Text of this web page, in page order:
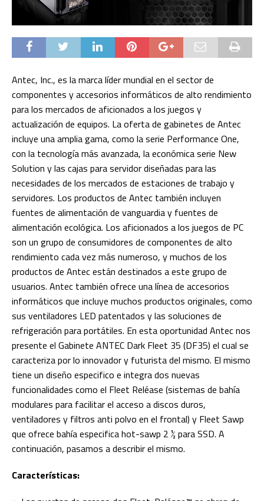
Antec, Inc., es la marca líder mundial en el sector de
componentes y accesorios informáticos de alto rendimiento
para los mercados de aficionados a los juegos y
actualización de equipos. La oferta de gabinetes de Antec
incluye una amplia gama, como la serie Performance One,
con la tecnología más avanzada, la económica serie New
Solution y las cajas para servidor diseñadas para las
necesidades de los mercados de estaciones de trabajo y
servidores. Los productos de Antec también incluyen
fuentes de alimentación de vanguardia y fuentes de
alimentación ecológica. Los aficionados a los juegos de PC
son un grupo de consumidores de componentes de alto
rendimiento cada vez más numeroso, y muchos de los
productos de Antec están destinados a este grupo de
usuarios. Antec también ofrece una línea de accesorios
informáticos que incluye muchos productos originales, como
sus ventiladores LED patentados y las soluciones de
refrigeración para portátiles. En esta oportunidad Antec nos
presente el Gabinete ANTEC Dark Fleet 35 (DF35) el cual se
caracteriza por lo innovador y futurista del mismo. El mismo
tiene un diseño especifico e integra dos nuevas
funcionalidades como el Fleet Reléase (sistemas de bahía
modulares para facilitar el acceso a discos duros,
ventiladores y filtros anti polvo en el frontal) y Fleet Sawp
que ofrece bahía especifica hot-sawp 2 ½ para SSD. A
continuación, pasamos a describir el mismo.
Características: